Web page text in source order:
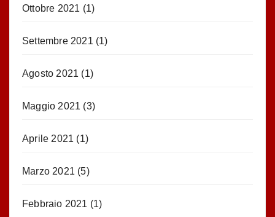
Ottobre 2021 (1)
Settembre 2021 (1)
Agosto 2021 (1)
Maggio 2021 (3)
Aprile 2021 (1)
Marzo 2021 (5)
Febbraio 2021 (1)